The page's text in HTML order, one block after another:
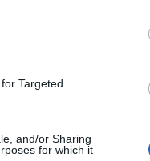
Targeted
and/or Sharing
for which it